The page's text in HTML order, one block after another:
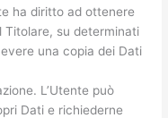
ha diritto ad ottenere
Titolare, su determinati
una copia dei Dati
L’Utente può
Dati e richiederne